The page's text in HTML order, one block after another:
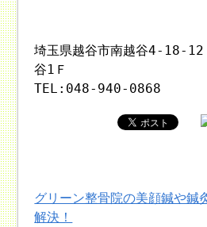
埼玉県越谷市南越谷4-18-
谷1Ｆ
TEL:048-940-0868
グリーン整骨院の美顔鍼や鍼
解決！